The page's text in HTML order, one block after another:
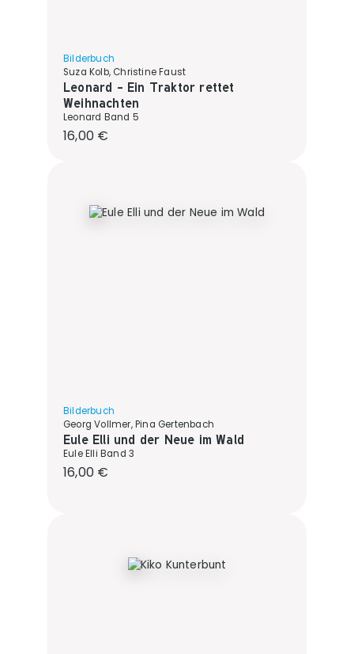
Bilderbuch
Suza Kolb, Christine Faust
Leonard - Ein Traktor rettet
Weihnachten
Leonard Band 5
Regulärer Preis:
16,00 €
Bilderbuch
Georg Vollmer, Pina Gertenbach
Eule Elli und der Neue im Wald
Eule Elli Band 3
Regulärer Preis:
16,00 €